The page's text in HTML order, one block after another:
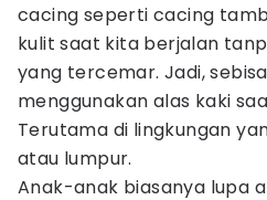
cacing seperti cacing
kulit saat kita berjalan
yang tercemar. Jadi,
menggunakan alas kaki
Terutama di lingkungan
atau lumpur.
Anak-anak biasanya lupa